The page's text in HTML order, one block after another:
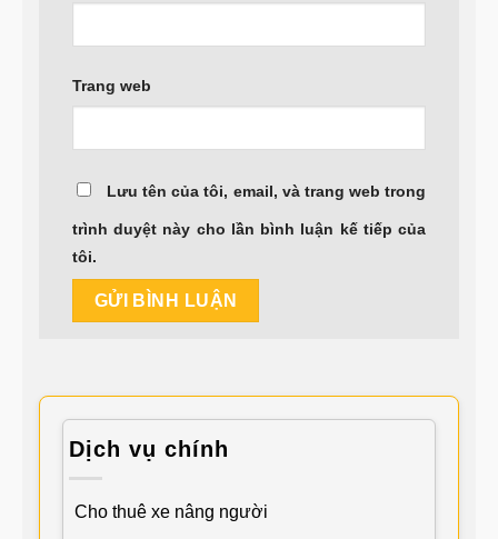
Trang web
Lưu tên của tôi, email, và trang web trong
trình duyệt này cho lần bình luận kế tiếp của
tôi.
Dịch vụ chính
Cho thuê xe nâng người